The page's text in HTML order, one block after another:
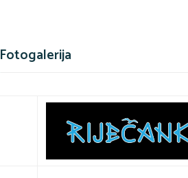
Fotogalerija